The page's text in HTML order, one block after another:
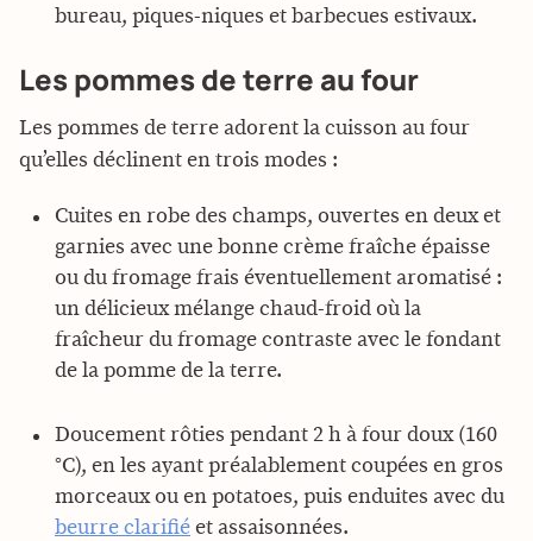
bureau, piques-niques et barbecues estivaux.
Les pommes de terre au four
Les pommes de terre adorent la cuisson au four
qu’elles déclinent en trois modes :
Cuites en robe des champs, ouvertes en deux et
garnies avec une bonne crème fraîche épaisse
ou du fromage frais éventuellement aromatisé :
un délicieux mélange chaud-froid où la
fraîcheur du fromage contraste avec le fondant
de la pomme de la terre.
Doucement rôties pendant 2 h à four doux (160
°C), en les ayant préalablement coupées en gros
morceaux ou en potatoes, puis enduites avec du
beurre clarifié et assaisonnées.